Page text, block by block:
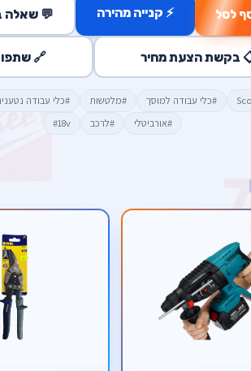
לסל ⚡ קנייה מהירה 💬 שאלה
בקשת הצעת מחיר 🔗
#כלי עבודה למוסך #מלטשות #כלי עבודה
#אורביטלי
#לרכב #18v